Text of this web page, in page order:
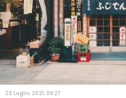
23 Luglio 2021, 09:27